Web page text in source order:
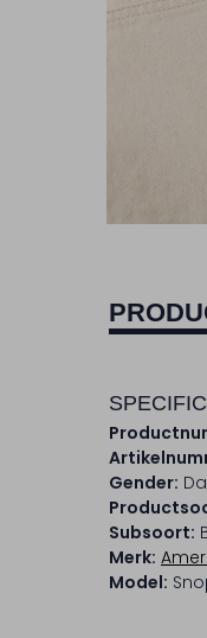
Gender:
Subsoort:
Merk:
Model: